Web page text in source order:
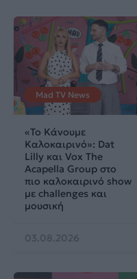
Mad TV News
«Το Κάνουμε
Καλοκαιρινό»: Dat
Lilly και Vox The
Acapella Group στο
πιο καλοκαιρινό show
με challenges και
μουσική
03.08.2026